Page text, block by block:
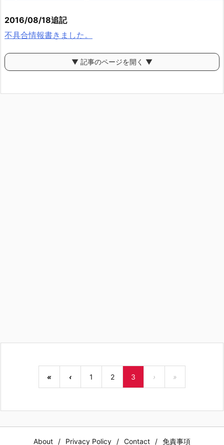
2016/08/18追記
不具合情報書きました。
▼ 記事のページを開く ▼
« ‹ 1 2 3 › »
About Privacy Policy Contact 免責事項